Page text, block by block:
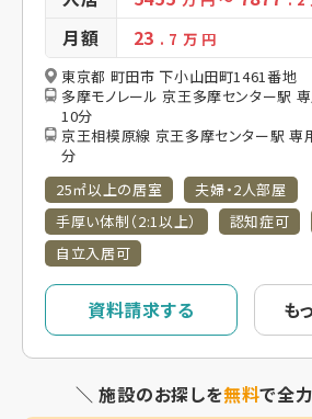
月額 23 . 7 万 円
東京都 町田市 下小山田町1461番地
多摩モノレール 京王多摩センター駅
10分
京王相模原線 京王多摩センター駅 専
分
25㎡以上の居室
夫婦・2人部屋
手厚い体制（2:1以上）
認知症可
自立入居可
資料請求する も
＼ 施設のお探しを無料で全